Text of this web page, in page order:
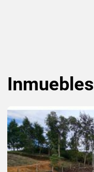
Inmuebles